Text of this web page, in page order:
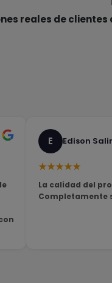
reales de
E Edison
★★★★★
La calidad del
Completamente